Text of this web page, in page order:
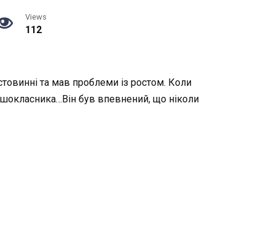
Views
112
та мав проблеми із ростом. Коли
був впевнений, що ніколи